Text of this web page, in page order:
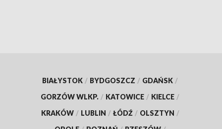
BIAŁYSTOK / BYDGOSZCZ / GDAŃSK /
GORZÓW WLKP. / KATOWICE / KIELCE /
KRAKÓW / LUBLIN / ŁÓDŹ / OLSZTYN /